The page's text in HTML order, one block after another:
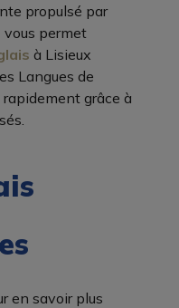
propulsé par
vous permet
à Lisieux
Langues de
grâce à
en savoir plus